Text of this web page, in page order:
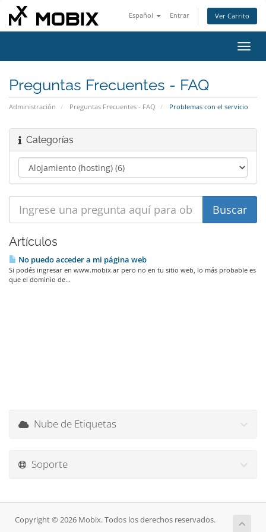
Español Entrar Ver Carrito
Preguntas Frecuentes - FAQ
Administración Preguntas Frecuentes - FAQ Problemas con el servicio
Categorías
Artículos
No puedo acceder a mi página web
Si podés ingresar en www.mobix.ar pero no en tu sitio web, lo más probable es
que el dominio de...
Nube de Etiquetas
Soporte
Copyright © 2026 Mobix. Todos los derechos reservados.